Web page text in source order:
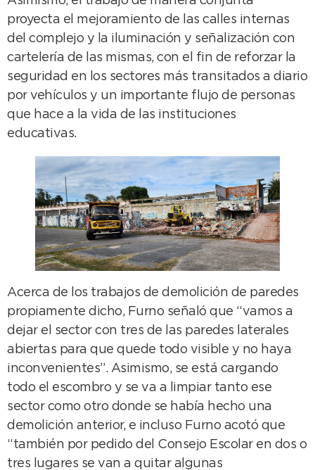
proyecta el mejoramiento de las calles internas
del complejo y la iluminación y señalización con
cartelería de las mismas, con el fin de reforzar la
seguridad en los sectores más transitados a diario
por vehículos y un importante flujo de personas
que hace a la vida de las instituciones
educativas.
Acerca de los trabajos de demolición de paredes
propiamente dicho, Furno señaló que “vamos a
dejar el sector con tres de las paredes laterales
abiertas para que quede todo visible y no haya
inconvenientes”. Asimismo, se está cargando
todo el escombro y se va a limpiar tanto ese
sector como otro donde se había hecho una
demolición anterior, e incluso Furno acotó que
“también por pedido del Consejo Escolar en dos o
tres lugares se van a quitar algunas